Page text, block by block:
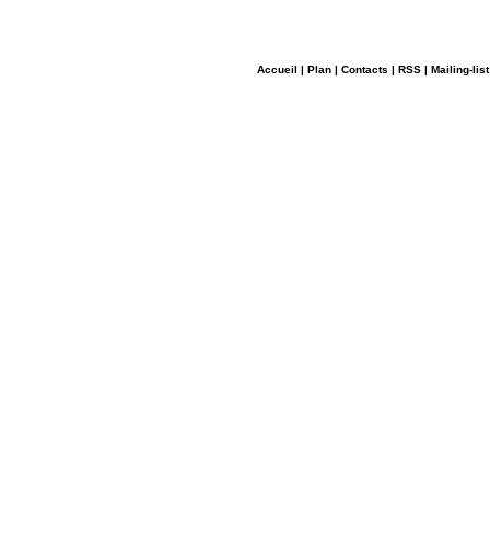
Accueil Plan Contacts RSS Mailing-list